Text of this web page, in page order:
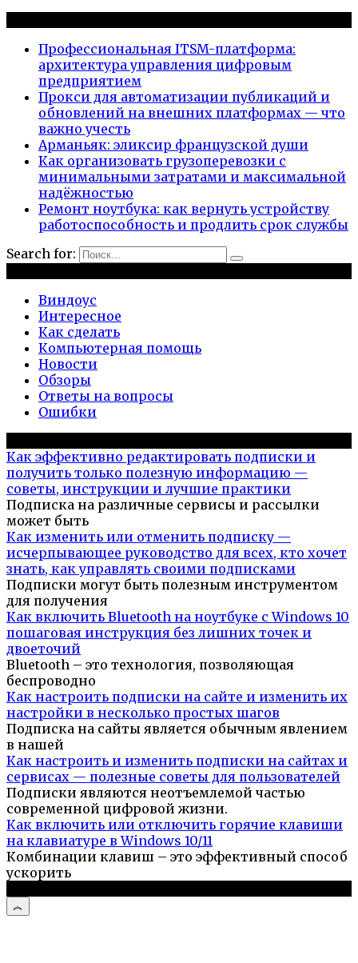
Профессиональная ITSM-платформа:
архитектура управления цифровым
предприятием
Прокси для автоматизации публикаций и
обновлений на внешних платформах — что
важно учесть
Арманьяк: эликсир французской души
Как организовать грузоперевозки с
минимальными затратами и максимальной
надёжностью
Ремонт ноутбука: как вернуть устройству
работоспособность и продлить срок службы
Search for:
Виндоус
Интересное
Как сделать
Компьютерная помощь
Новости
Обзоры
Ответы на вопросы
Ошибки
Как эффективно редактировать подписки и
получить только полезную информацию —
советы, инструкции и лучшие практики
Подписка на различные сервисы и рассылки
может быть
Как изменить или отменить подписку —
исчерпывающее руководство для всех, кто хочет
знать, как управлять своими подписками
Подписки могут быть полезным инструментом
для получения
Как включить Bluetooth на ноутбуке с Windows 10
пошаговая инструкция без лишних точек и
двоеточий
Bluetooth – это технология, позволяющая
беспроводно
Как настроить подписки на сайте и изменить их
настройки в несколько простых шагов
Подписка на сайты является обычным явлением
в нашей
Как настроить и изменить подписки на сайтах и
сервисах — полезные советы для пользователей
Подписки являются неотъемлемой частью
современной цифровой жизни.
Как включить или отключить горячие клавиши
на клавиатуре в Windows 10/11
Комбинации клавиш – это эффективный способ
ускорить